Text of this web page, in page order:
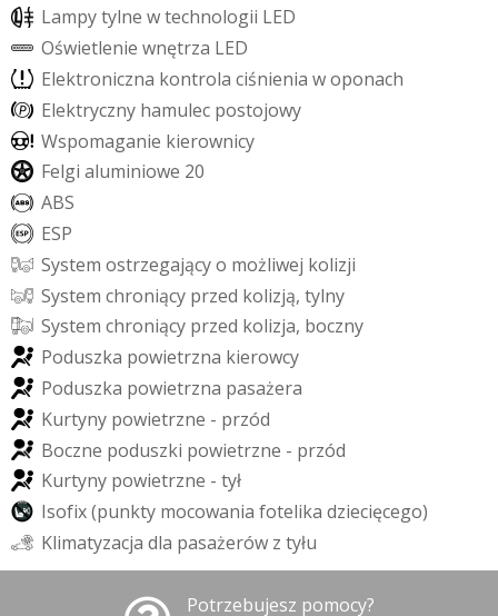
Lampytylne wtechnologii LED
Oświetlenie wnętrza LED
Elektroniczna kontrola ciśnienia woponach
Elektryczny hamulec postojowy
Wspomaganie kierownicy
Felgi aluminiowe 20
ABS
ESP
System ostrzegającyo możliwej kolizji
System chroniący przed kolizją, tylny
System chroniący przed kolizja, boczny
Poduszka powietrzna kierowcy
Poduszka powietrzna pasażera
Kurtyny powietrzne - przód
Boczne poduszki powietrzne - przód
Kurtyny powietrzne - tył
Isofix(punkty mocowania fotelika dziecięcego)
Klimatyzacja dla pasażerów z tyłu
Potrzebujesz pomocy?